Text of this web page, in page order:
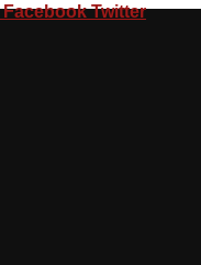
Facebook Twitter